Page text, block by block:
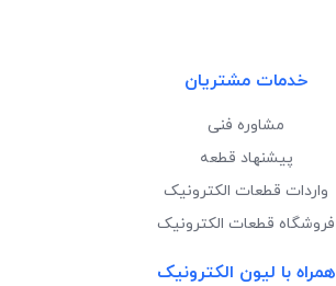
خدمات مشتریان
مشاوره فنی
پیشنهاد قطعه
واردات قطعات الکترونیک
فروشگاه قطعات الکترونیک
همراه با لیون الکترونیک